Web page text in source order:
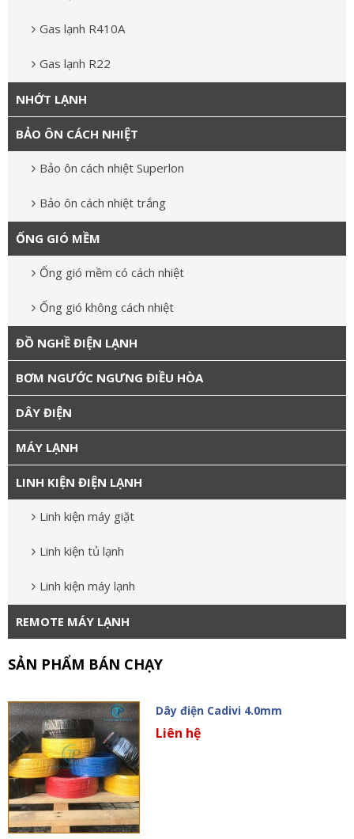
Gas lạnh R410A
Gas lạnh R22
NHỚT LẠNH
BẢO ÔN CÁCH NHIỆT
Bảo ôn cách nhiệt Superlon
Bảo ôn cách nhiệt trắng
ỐNG GIÓ MỀM
Ống gió mềm có cách nhiệt
Ống gió không cách nhiệt
ĐỒ NGHỀ ĐIỆN LẠNH
BƠM NGƯỚC NGƯNG ĐIỀU HÒA
DÂY ĐIỆN
MÁY LẠNH
LINH KIỆN ĐIỆN LẠNH
Linh kiện máy giặt
Linh kiện tủ lạnh
Linh kiện máy lạnh
REMOTE MÁY LẠNH
SẢN PHẨM BÁN CHẠY
Dây điện Cadivi 4.0mm
Liên hệ